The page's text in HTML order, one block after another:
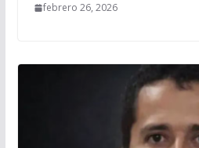
febrero 26, 2026